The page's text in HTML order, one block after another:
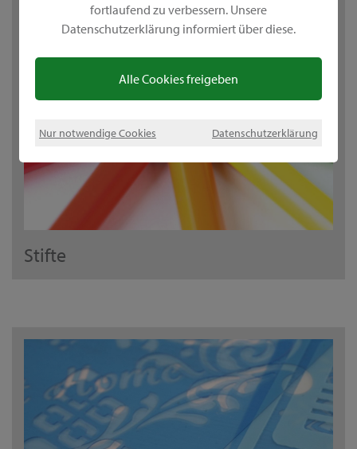
fortlaufend zu verbessern. Unsere
Datenschutzerklärung informiert über diese.
Alle Cookies freigeben
Nur notwendige Cookies Datenschutzerklärung
Stifte